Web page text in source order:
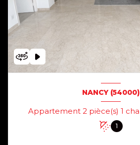
NANCY (54000)
1